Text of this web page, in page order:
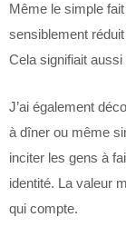
Même le simple
sensiblement
Cela signifiait
J’ai également
à dîner ou même
inciter les gens à
identité. La valeur
qui compte.